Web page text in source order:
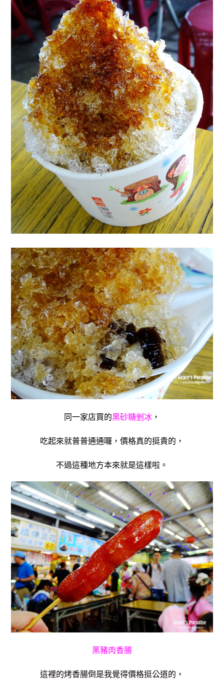
同一家店買的黑砂糖剉冰 ，
吃起來就普普通通囉，價格真的挺貴的，
不過這種地方本來就是這樣啦。
黑豬肉香腸
這裡的烤香腸倒是我覺得價格挺公道的，